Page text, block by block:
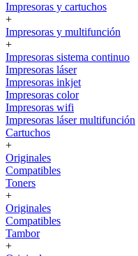
Impresoras y cartuchos
+
Impresoras y multifunción
+
Impresoras sistema continuo
Impresoras láser
Impresoras inkjet
Impresoras color
Impresoras wifi
Impresoras láser multifunción
Cartuchos
+
Originales
Compatibles
Toners
+
Originales
Compatibles
Tambor
+